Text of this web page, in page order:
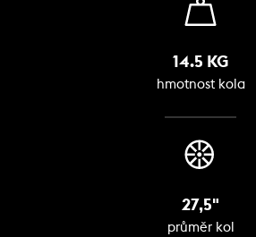
14.5 KG
hmotnost kola
27,5"
průměr kol